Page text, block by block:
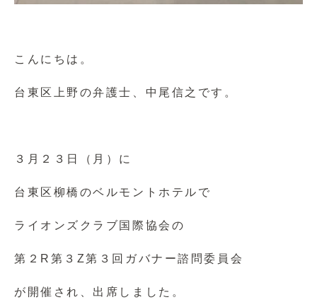
こんにちは。
台東区上野の弁護士、中尾信之です。
３月２３日（月）に
台東区柳橋のベルモントホテルで
ライオンズクラブ国際協会の
第２R第３Z第３回ガバナー諮問委員会
が開催され、出席しました。